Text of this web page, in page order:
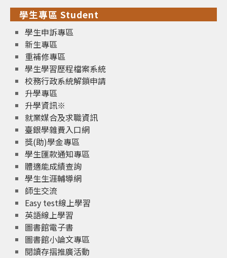
學生專區 Student
學生申訴專區
新生專區
重補修專區
學生學習歷程檔案系統
校務行政系統解鎖申請
升學專區
升學資訊※
就業媒合及求職資訊
臺銀學雜費入口網
獎(助)學金專區
學生匯款通知專區
體適能成績查詢
學生生涯輔導網
師生交流
Easy test線上學習
英語線上學習
圖書館電子書
圖書館小論文專區
閱讀存摺推廣活動